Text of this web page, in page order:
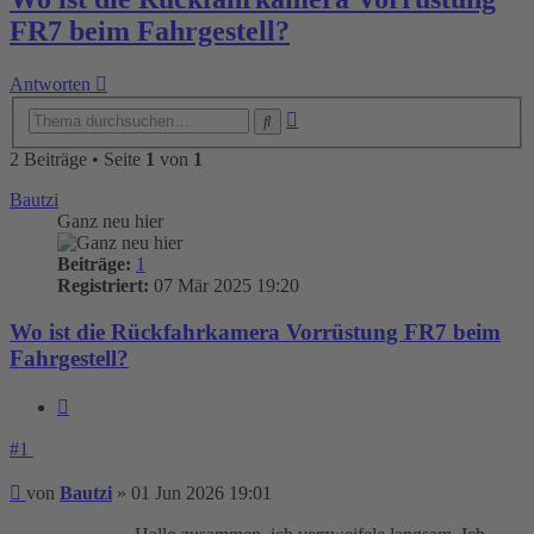
FR7 beim Fahrgestell?
Antworten
2 Beiträge • Seite 1 von 1
Bautzi
Ganz neu hier
Beiträge: 1
Registriert: 07 Mär 2025 19:20
Wo ist die Rückfahrkamera Vorrüstung FR7 beim
Fahrgestell?
#1
Beitrag
von Bautzi » 01 Jun 2026 19:01